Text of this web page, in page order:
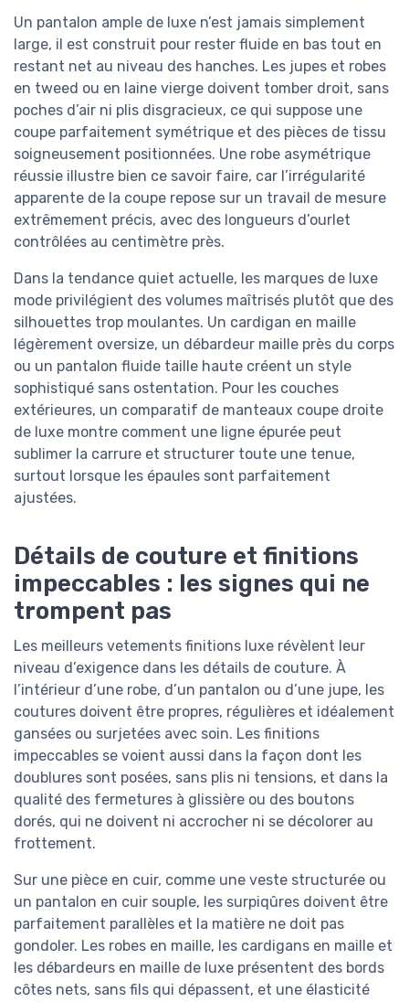
Un pantalon ample de luxe n’est jamais simplement
large, il est construit pour rester fluide en bas tout en
restant net au niveau des hanches. Les jupes et robes
en tweed ou en laine vierge doivent tomber droit, sans
poches d’air ni plis disgracieux, ce qui suppose une
coupe parfaitement symétrique et des pièces de tissu
soigneusement positionnées. Une robe asymétrique
réussie illustre bien ce savoir faire, car l’irrégularité
apparente de la coupe repose sur un travail de mesure
extrêmement précis, avec des longueurs d’ourlet
contrôlées au centimètre près.
Dans la tendance quiet actuelle, les marques de luxe
mode privilégient des volumes maîtrisés plutôt que des
silhouettes trop moulantes. Un cardigan en maille
légèrement oversize, un débardeur maille près du corps
ou un pantalon fluide taille haute créent un style
sophistiqué sans ostentation. Pour les couches
extérieures, un comparatif de manteaux coupe droite
de luxe montre comment une ligne épurée peut
sublimer la carrure et structurer toute une tenue,
surtout lorsque les épaules sont parfaitement
ajustées.
Détails de couture et finitions
impeccables : les signes qui ne
trompent pas
Les meilleurs vetements finitions luxe révèlent leur
niveau d’exigence dans les détails de couture. À
l’intérieur d’une robe, d’un pantalon ou d’une jupe, les
coutures doivent être propres, régulières et idéalement
gansées ou surjetées avec soin. Les finitions
impeccables se voient aussi dans la façon dont les
doublures sont posées, sans plis ni tensions, et dans la
qualité des fermetures à glissière ou des boutons
dorés, qui ne doivent ni accrocher ni se décolorer au
frottement.
Sur une pièce en cuir, comme une veste structurée ou
un pantalon en cuir souple, les surpiqûres doivent être
parfaitement parallèles et la matière ne doit pas
gondoler. Les robes en maille, les cardigans en maille et
les débardeurs en maille de luxe présentent des bords
côtes nets, sans fils qui dépassent, et une élasticité